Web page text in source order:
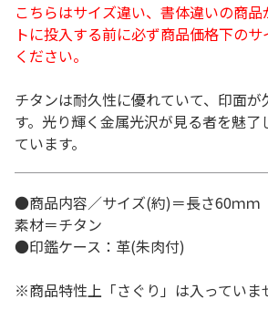
こちらはサイズ違い、書体違いの商品
トに投入する前に必ず商品価格下の
ください。
チタンは耐久性に優れていて、印面が
す。光り輝く金属光沢が見る者を魅
ています。
●商品内容／サイズ(約)＝長さ60ｍ
素材＝チタン
●印鑑ケース：革(朱肉付)
※商品特性上「さぐり」は入ってい